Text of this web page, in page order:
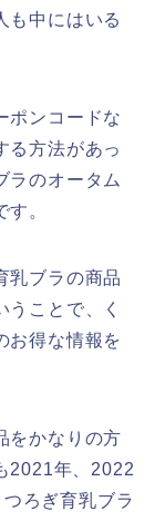
も中にはいる
ポンコードな
る方法があっ
ラのオータム
。
乳ブラの商品
ことで、く
お得な情報を
をかなりの方
2021年、2022
ろぎ育乳ブラ